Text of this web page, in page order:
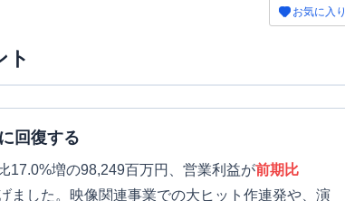
お気に入り
ト
回復する
17.0%増の98,249百万円、営業利益が前期比
ました。映像関連事業での大ヒット作連発や、演